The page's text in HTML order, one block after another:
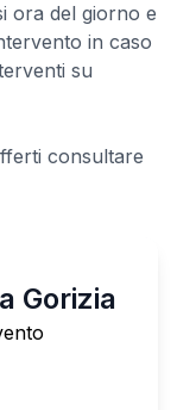
ora del giorno e
in caso
su
consultare
Gorizia